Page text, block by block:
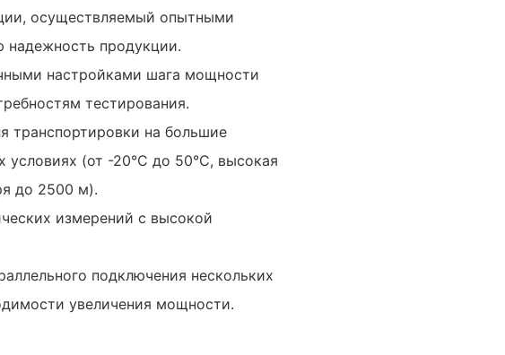
осуществляемый опытными
надежность продукции.
настройками шага мощности
тестирования.
транспортировки на большие
условиях (от -20°C до 50°C, высокая
до 2500 м).
измерений с высокой
подключения нескольких
увеличения мощности.